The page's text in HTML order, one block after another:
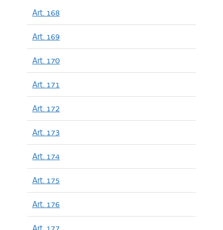
Art. 168
Art. 169
Art. 170
Art. 171
Art. 172
Art. 173
Art. 174
Art. 175
Art. 176